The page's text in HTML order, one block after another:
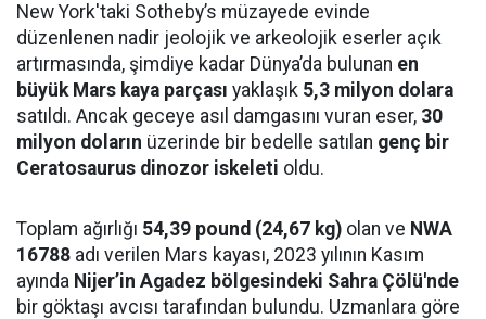
New York'taki Sotheby’s müzayede evinde
düzenlenen nadir jeolojik ve arkeolojik eserler açık
artırmasında, şimdiye kadar Dünya’da bulunan en
büyük Mars kaya parçası yaklaşık 5,3 milyon dolara
satıldı. Ancak geceye asıl damgasını vuran eser, 30
milyon doların üzerinde bir bedelle satılan genç bir
Ceratosaurus dinozor iskeleti oldu.
Toplam ağırlığı 54,39 pound (24,67 kg) olan ve NWA
16788 adı verilen Mars kayası, 2023 yılının Kasım
ayında Nijer’in Agadez bölgesindeki Sahra Çölü'nde
bir göktaşı avcısı tarafından bulundu. Uzmanlara göre